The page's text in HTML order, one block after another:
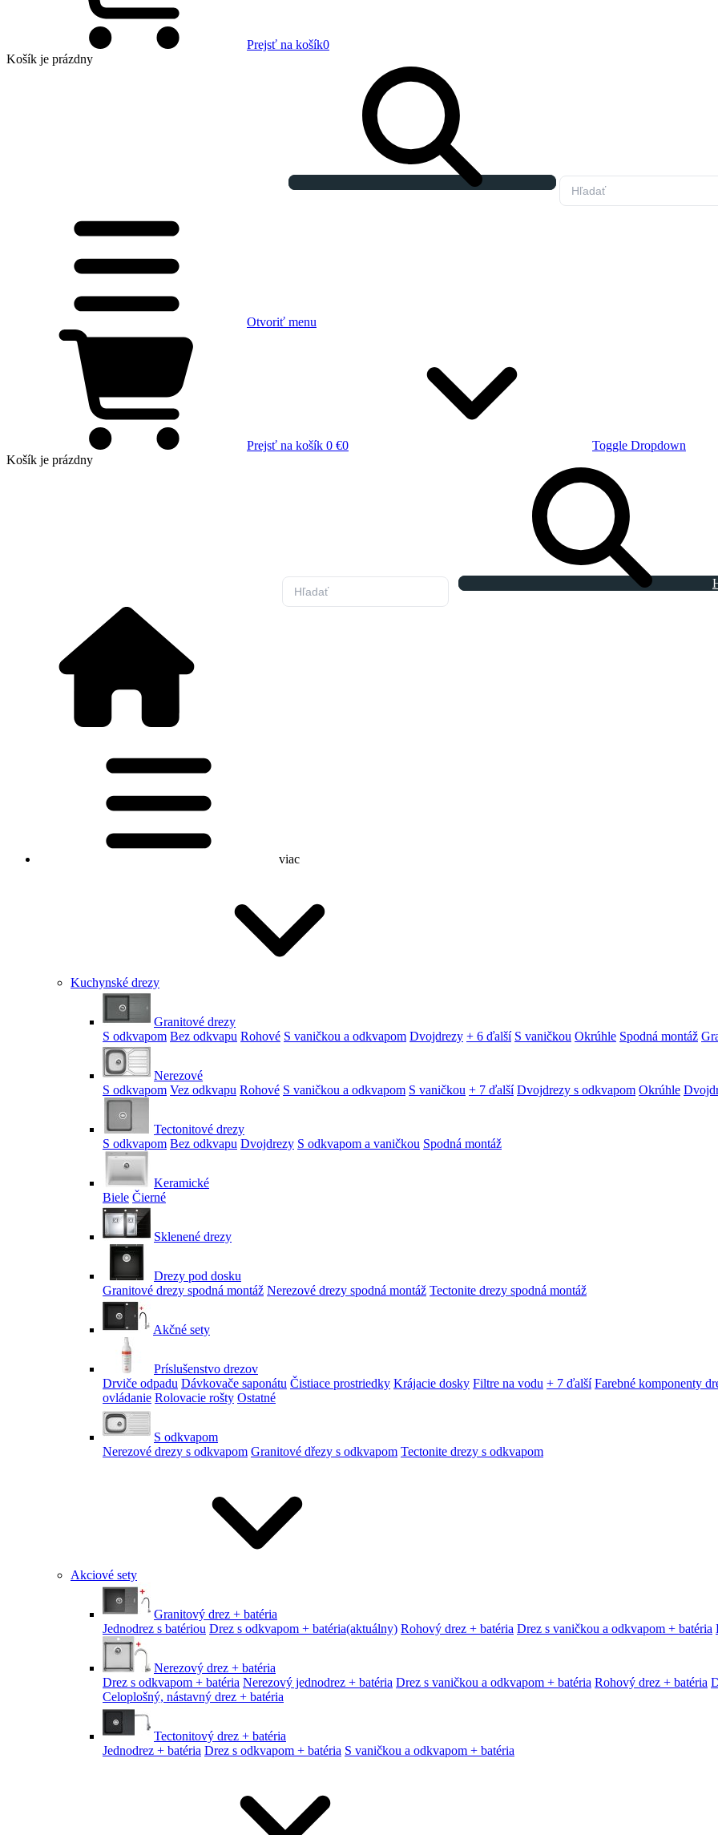
Prejsť na košík0
Košík je prázdny
Otvoriť menu
Prejsť na košík 0 €0
Toggle Dropdown
Košík je prázdny
viac
Kuchynské drezy
Granitové drezy
S odkvapom Bez odkvapu Rohové S vaničkou a odkvapom Dvojdrezy + 6 ďalší S vaničkou Okrúhle Spodná montáž
Nerezové
S odkvapom Vez odkvapu Rohové S vaničkou a odkvapom S vaničkou + 7 ďalší Dvojdrezy s odkvapom Okrúhle
Tectonitové drezy
S odkvapom Bez odkvapu Dvojdrezy S odkvapom a vaničkou Spodná montáž
Keramické
Biele Čierné
Sklenené drezy
Drezy pod dosku
Granitové drezy spodná montáž Nerezové drezy spodná montáž Tectonite drezy spodná montáž
Akčné sety
Príslušenstvo drezov
Drviče odpadu Dávkovače saponátu Čistiace prostriedky Krájacie dosky Filtre na vodu + 7 ďalší Farebné komponenty
ovládanie Rolovacie rošty Ostatné
S odkvapom
Nerezové drezy s odkvapom Granitové dřezy s odkvapom Tectonite drezy s odkvapom
Akciové sety
Granitový drez + batéria
Jednodrez s batériou Drez s odkvapom + batéria(aktuálny) Rohový drez + batéria Drez s vaničkou a odkvapom + batéria
Nerezový drez + batéria
Drez s odkvapom + batéria Nerezový jednodrez + batéria Drez s vaničkou a odkvapom + batéria Rohový drez + batéria
Celoplošný, nástavný drez + batéria
Tectonitový drez + batéria
Jednodrez + batéria Drez s odkvapom + batéria S vaničkou a odkvapom + batéria